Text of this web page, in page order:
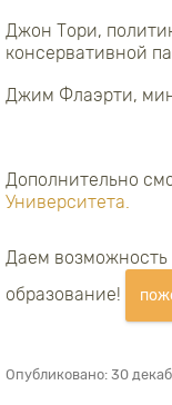
Джон Тори,
консервативной
Джим Флаэрти,
Дополнительно
Университета.
Даем возможность
образование!
Опубликовано: 30